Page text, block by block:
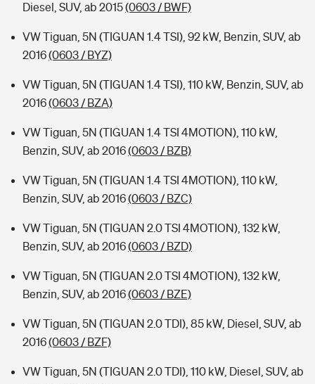
Diesel, SUV, ab 2015(0603 / BWF)
VW Tiguan, 5N (TIGUAN 1.4 TSI), 92 kW, Benzin, SUV, ab
2016(0603 / BYZ)
VW Tiguan, 5N (TIGUAN 1.4 TSI), 110 kW, Benzin, SUV, ab
2016(0603 / BZA)
VW Tiguan, 5N (TIGUAN 1.4 TSI 4MOTION), 110 kW,
Benzin, SUV, ab 2016(0603 / BZB)
VW Tiguan, 5N (TIGUAN 1.4 TSI 4MOTION), 110 kW,
Benzin, SUV, ab 2016(0603 / BZC)
VW Tiguan, 5N (TIGUAN 2.0 TSI 4MOTION), 132 kW,
Benzin, SUV, ab 2016(0603 / BZD)
VW Tiguan, 5N (TIGUAN 2.0 TSI 4MOTION), 132 kW,
Benzin, SUV, ab 2016(0603 / BZE)
VW Tiguan, 5N (TIGUAN 2.0 TDI), 85 kW, Diesel, SUV, ab
2016(0603 / BZF)
VW Tiguan, 5N (TIGUAN 2.0 TDI), 110 kW, Diesel, SUV, ab